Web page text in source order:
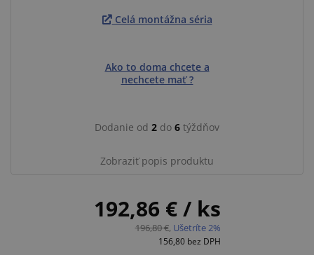
Celá montážna séria
Ako to doma chcete a
nechcete mať ?
Dodanie od 2 do 6 týždňov
Zobraziť popis produktu
192,86 € / ks
196,80 €, Ušetríte 2%
156,80 bez DPH